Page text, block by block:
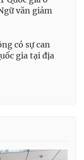
văn giảm
có sự can
gia tại địa